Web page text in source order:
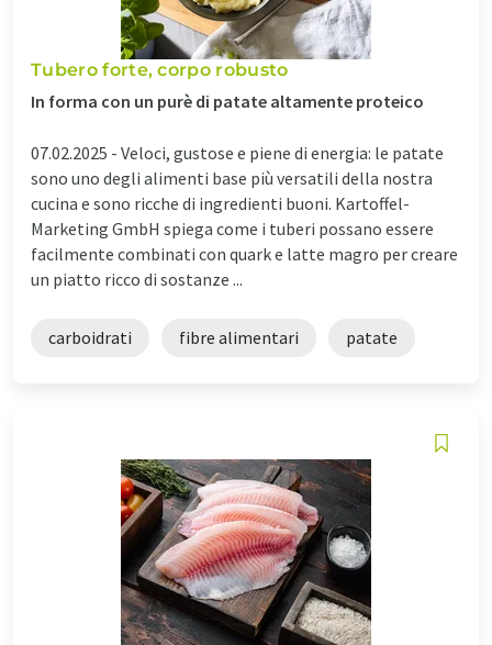
Tubero forte, corpo robusto
In forma con un purè di patate altamente proteico
07.02.2025 - Veloci, gustose e piene di energia: le patate
sono uno degli alimenti base più versatili della nostra
cucina e sono ricche di ingredienti buoni. Kartoffel-
Marketing GmbH spiega come i tuberi possano essere
facilmente combinati con quark e latte magro per creare
un piatto ricco di sostanze ...
carboidrati fibre alimentari patate